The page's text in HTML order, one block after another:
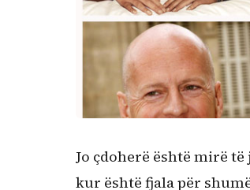
Jo çdoherë është mirë
kur është fjala për